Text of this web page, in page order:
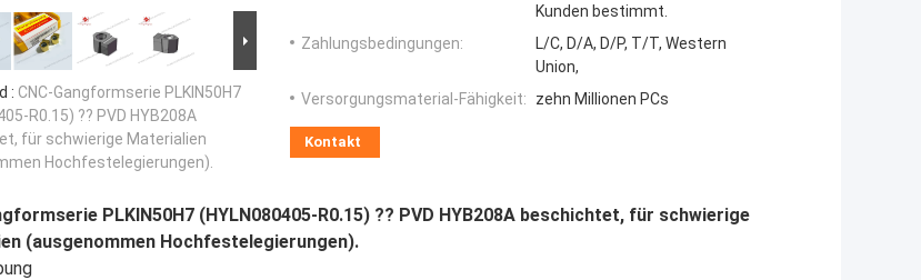
: CNC-Gangformserie PLKIN50H7
R0.15) ?? PVD HYB208A
für schwierige Materialien
Hochfestelegierungen).
Kunden bestimmt.
Zahlungsbedingungen:
L/C, D/A, D/P, T/T, Western
Union,
Versorgungsmaterial-Fähigkeit:
zehn Millionen PCs
Kontakt
PLKIN50H7 (HYLN080405-R0.15) ?? PVD HYB208A beschichtet, für schwierige
(ausgenommen Hochfestelegierungen).